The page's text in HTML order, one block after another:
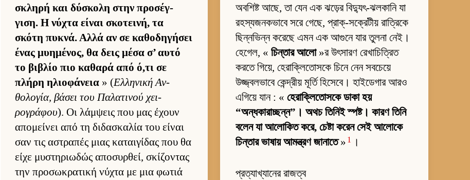
σκληρή και δύσκολη στην προσέγ­
γιση. Η νύχτα εί­ναι σκοτει­νή, τα
σκότη πυκνά. Αλλά αν σε καθοδηγήσει
ένας μυημένος, θα δεις μέσα σ’ αυτό
το βιβλίο πιο καθαρά από ό,τι σε
πλήρη ηλιο­φάνεια » (Ελ­ληνική Αν­
θολογία, βάσει του Παλατινού χει­
ρογράφου). Οι λάμ­ψεις που μας έχουν
απομεί­νει από τη διδασκαλία του εί­ναι
σαν τις αστραπές μιας καται­γίδας που θα
είχε μυστηριω­δώς αποσυρ­θεί, σκίζοντας
την προσωκρατική νύχτα με μια φωτιά
অবশিষ্ট আছে, তা যেন এক ঝড়ের বিদ্যুৎ-ঝলকানি যা
রহস্যজনকভাবে সরে গেছে, প্রাক্-সক্রেটীয় রাত্রিকে
ছিন্নভিন্ন করেছে এমন এক আগুনে যার তুলনা নেই।
হেগেল, «চিন্তার আলো»র উৎসারণ রেখাচিত্রিত
করতে গিয়ে, হেরাক্লিতোসকে চিনে নেন সবচেয়ে
উজ্জ্বলভাবে কেন্দ্রীয় মূর্তি হিসেবে। হাইডেগার আরও
এগিয়ে যান : «হেরাক্লিতোসকে ডাকা হয়
“অন্ধকারাচ্ছন্ন”। অথচ তিনিই স্পষ্ট। কারণ তিনি
বলেন যা আলোকিত করে, চেষ্টা করেন সেই আলোকে
চিন্তার ভাষায় আমন্ত্রণ জানাতে» 1 ।
প্রত্যাখ্যানের রাজত্ব